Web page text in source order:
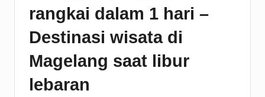
rangkai dalam 1 hari –
Destinasi wisata di
Magelang saat libur
lebaran